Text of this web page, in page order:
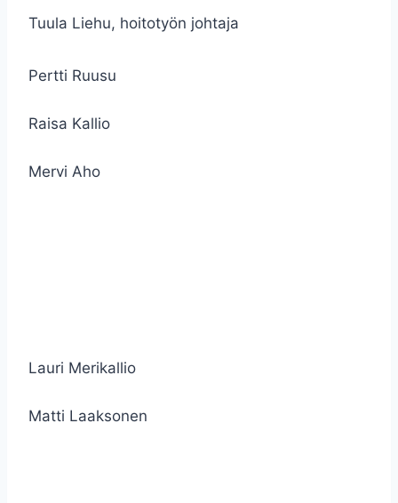
Tuula Liehu, hoitotyön johtaja
Pertti Ruusu
Raisa Kallio
Mervi Aho
Lauri Merikallio
Matti Laaksonen